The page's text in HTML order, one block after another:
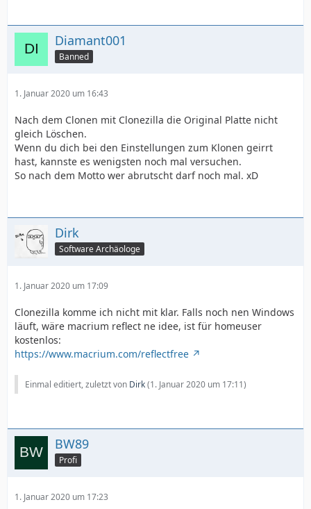
Diamant001
Banned
1. Januar 2020 um 16:43
Nach dem Clonen mit Clonezilla die Original Platte nicht
gleich Löschen.
Wenn du dich bei den Einstellungen zum Klonen geirrt
hast, kannste es wenigsten noch mal versuchen.
So nach dem Motto wer abrutscht darf noch mal. xD
Dirk
Software Archäologe
1. Januar 2020 um 17:09
Clonezilla komme ich nicht mit klar. Falls noch nen Windows
läuft, wäre macrium reflect ne idee, ist für homeuser
kostenlos:
https://www.macrium.com/reflectfree
Einmal editiert, zuletzt von Dirk(1. Januar 2020 um 17:11)
BW89
Profi
1. Januar 2020 um 17:23